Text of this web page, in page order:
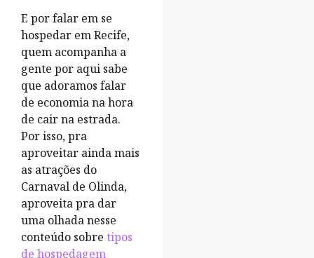
E por falar em se
hospedar em Recife,
quem acompanha a
gente por aqui sabe
que adoramos falar
de economia na hora
de cair na estrada.
Por isso, pra
aproveitar ainda mais
as atrações do
Carnaval de Olinda,
aproveita pra dar
uma olhada nesse
conteúdo sobre tipos
de hospedagem